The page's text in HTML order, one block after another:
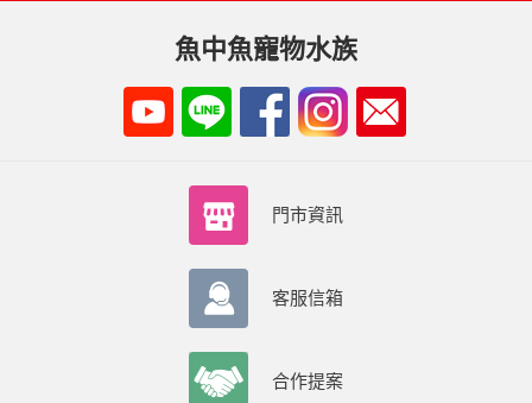
魚中魚寵物水族
門市資訊
客服信箱
合作提案